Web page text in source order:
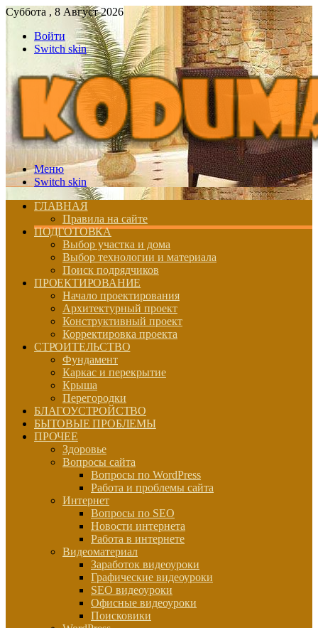
Суббота , 8 Август 2026
Войти
Switch skin
Меню
Switch skin
ГЛАВНАЯ
Правила на сайте
ПОДГОТОВКА
Выбор участка и дома
Выбор технологии и материала
Поиск подрядчиков
ПРОЕКТИРОВАНИЕ
Начало проектирования
Архитектурный проект
Конструктивный проект
Корректировка проекта
СТРОИТЕЛЬСТВО
Фундамент
Каркас и перекрытие
Крыша
Перегородки
БЛАГОУСТРОЙСТВО
БЫТОВЫЕ ПРОБЛЕМЫ
ПРОЧЕЕ
Здоровье
Вопросы сайта
Вопросы по WordPress
Работа и проблемы сайта
Интернет
Вопросы по SEO
Новости интернета
Работа в интернете
Видеоматериал
Заработок видеоуроки
Графические видеоуроки
SEO видеоуроки
Офисные видеоуроки
Поисковики